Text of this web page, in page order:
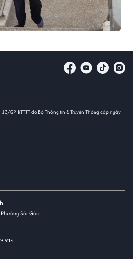
GP-BTTTT do Bộ Thông tin & Truyền Thông cấp ngày
Sài Gòn
914